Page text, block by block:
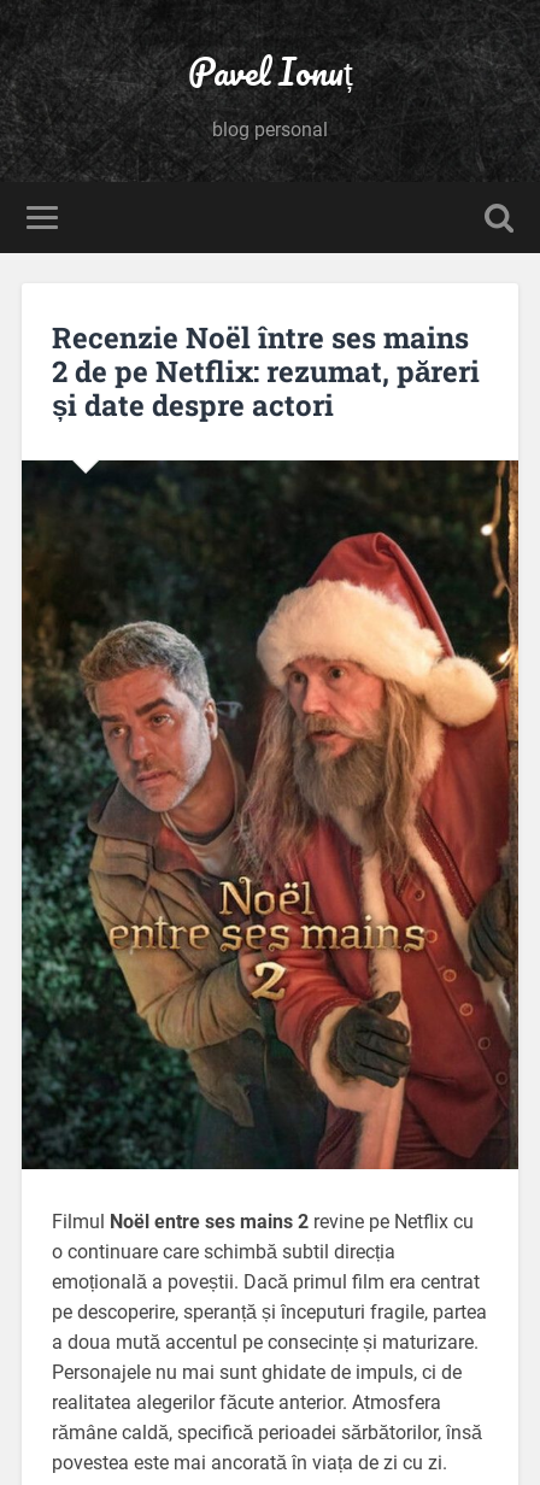
Pavel Ionuț
blog personal
Recenzie Noël între ses mains
2 de pe Netflix: rezumat, păreri
și date despre actori
Filmul Noël entre ses mains 2revine pe Netflix cu
o continuare care schimbă subtil direcția
emoțională a poveștii. Dacă primul film era centrat
pe descoperire, speranță și începuturi fragile, partea
a doua mută accentul pe consecințe și maturizare.
Personajele nu mai sunt ghidate de impuls, ci de
realitatea alegerilor făcute anterior. Atmosfera
rămâne caldă, specifică perioadei sărbătorilor, însă
povestea este mai ancorată în viața de zi cu zi.